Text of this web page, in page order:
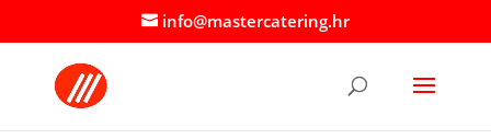
info@mastercatering.hr